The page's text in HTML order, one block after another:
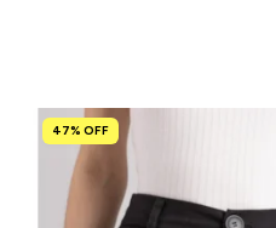
47% OFF